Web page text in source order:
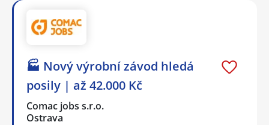
🏭 Nový výrobní závod hledá
posily | až 42.000 Kč
Comac jobs s.r.o.
Ostrava